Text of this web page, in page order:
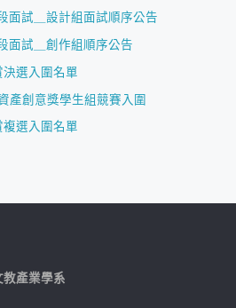
面試＿設計組面試順序公告
面試＿創作組順序公告
決選入圍名單
產創意獎學生組競賽入圍
複選入圍名單
產業學系